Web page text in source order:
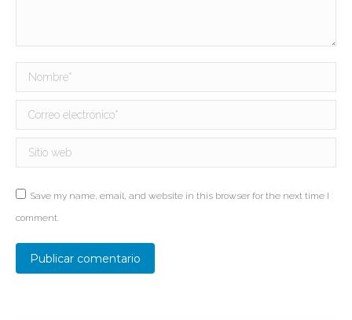
Nombre *
Correo electrónico *
Sitio web
Save my name, email, and website in this browser for the next time I
comment.
Publicar comentario